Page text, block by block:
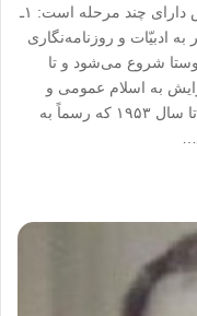
بررسی‌ قرار می‌دهیم‌، می‌بینیم‌ که‌ زندگی‌اش‌ دارای‌ چند مرحله‌ است‌: ۱ـ
ادبیّات‌ و روزنامه‌نگاری‌
شروع‌ می‌شود و تا
بعدی‌ گرایش‌ به‌ اسلام‌ عمومی‌ و
فولکوریکی‌ است‌ که‌ از سال‌ ۱۹۴۷ شروع‌ و تا سال‌ ۱۹۵۳ که‌ رسماً به‌